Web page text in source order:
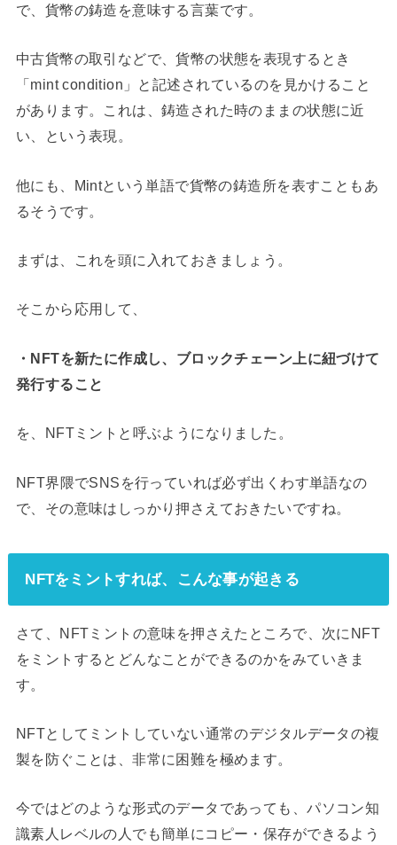
で、貨幣の鋳造を意味する言葉です。
中古貨幣の取引などで、貨幣の状態を表現するとき
「mint condition」と記述されているのを見かけること
があります。これは、鋳造された時のままの状態に近
い、という表現。
他にも、Mintという単語で貨幣の鋳造所を表すこともあ
るそうです。
まずは、これを頭に入れておきましょう。
そこから応用して、
・NFTを新たに作成し、ブロックチェーン上に紐づけて
発行すること
を、NFTミントと呼ぶようになりました。
NFT界隈でSNSを行っていれば必ず出くわす単語なの
で、その意味はしっかり押さえておきたいですね。
NFTをミントすれば、こんな事が起きる
さて、NFTミントの意味を押さえたところで、次にNFT
をミントするとどんなことができるのかをみていきま
す。
NFTとしてミントしていない通常のデジタルデータの複
製を防ぐことは、非常に困難を極めます。
今ではどのような形式のデータであっても、パソコン知
識素人レベルの人でも簡単にコピー・保存ができるよう